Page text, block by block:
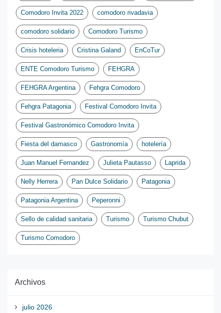
Comodoro Invita 2022 comodoro rivadavia
comodoro solidario Comodoro Turismo
Crisis hoteleria Cristina Galand EnCoTur
ENTE Comodoro Turismo FEHGRA
FEHGRA Argentina Fehgra Comodoro
Fehgra Patagonia Festival Comodoro Invita
Festival Gastronómico Comodoro Invita
Fiesta del damasco Gastronomía hotelería
Juan Manuel Fernandez Julieta Pautasso Laprida
Nelly Herrera Pan Dulce Solidario Patagonia
Patagonia Argentina Peperonni
Sello de calidad sanitaria Turismo Turismo Chubut
Turismo Comodoro
Archivos
julio 2026